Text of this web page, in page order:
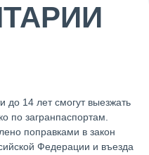
до 14 лет смогут выезжать
по загранпаспортам.
поправками в закон
Федерации и въезда
них